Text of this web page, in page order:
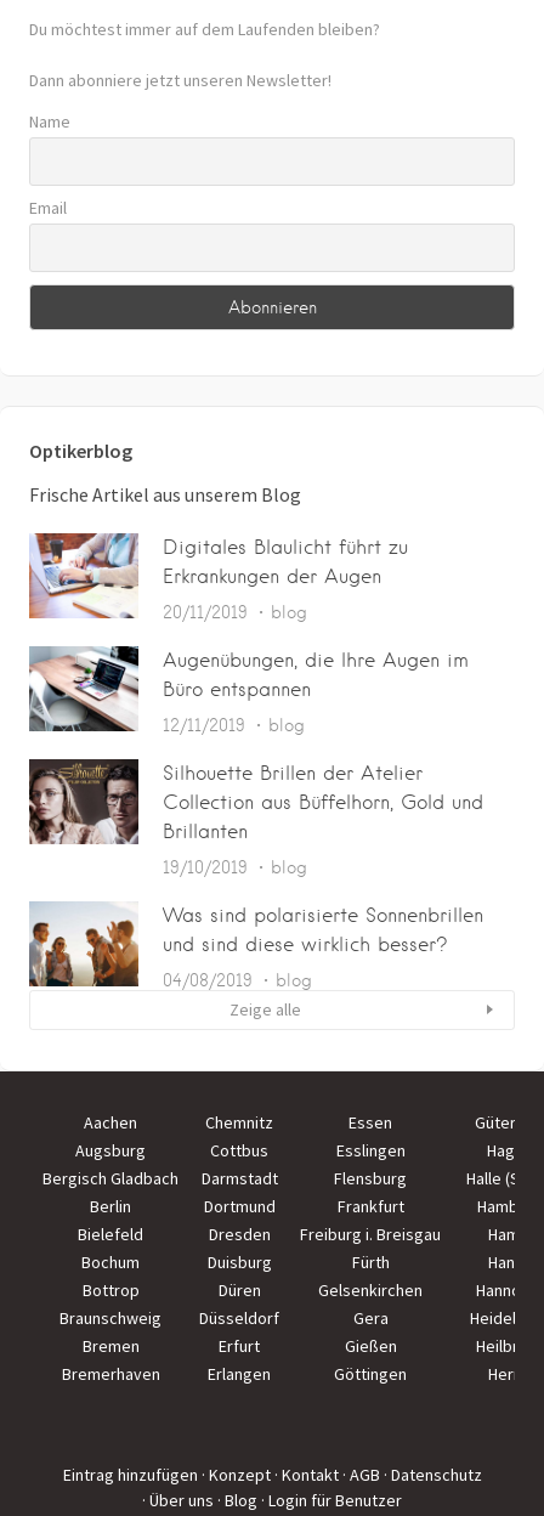
Du möchtest immer auf dem Laufenden bleiben?
Dann abonniere jetzt unseren Newsletter!
Name
Email
Optikerblog
Frische Artikel aus unserem Blog
Digitales Blaulicht führt zu
Erkrankungen der Augen
20/11/2019 blog
Augenübungen, die Ihre Augen im
Büro entspannen
12/11/2019 blog
Silhouette Brillen der Atelier
Collection aus Büffelhorn, Gold und
Brillanten
19/10/2019 blog
Was sind polarisierte Sonnenbrillen
und sind diese wirklich besser?
04/08/2019 blog
Zeige alle
Aachen Chemnitz Essen
Augsburg
Cottbus Esslingen
Hagen
Bergisch Gladbach
Darmstadt Flensburg
Halle
Berlin
Dortmund Frankfurt
Hamburg
Bielefeld
Dresden Freiburg i. Breisgau
Hamm
Bochum
Duisburg Fürth
Hanau
Bottrop
Düren Gelsenkirchen
Hannover
Braunschweig
Düsseldorf Gera
Bremen
Erfurt Gießen
Heilbronn
Bremerhaven
Erlangen Göttingen Herne
Eintrag hinzufügen · Konzept · Kontakt · AGB · Datenschutz
· Über uns · Blog · Login für Benutzer